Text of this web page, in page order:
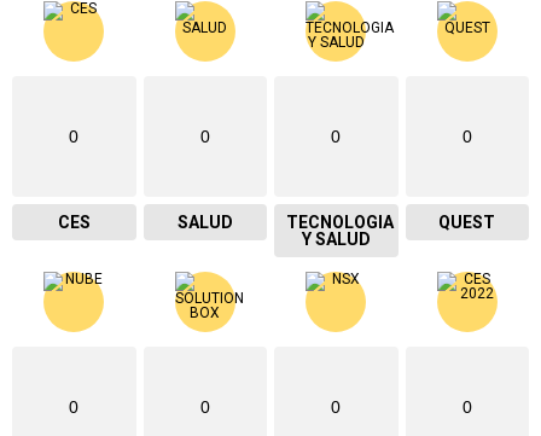
0
CES
0
SALUD
0
TECNOLOGIA
Y SALUD
0
QUEST
0 0 0 0